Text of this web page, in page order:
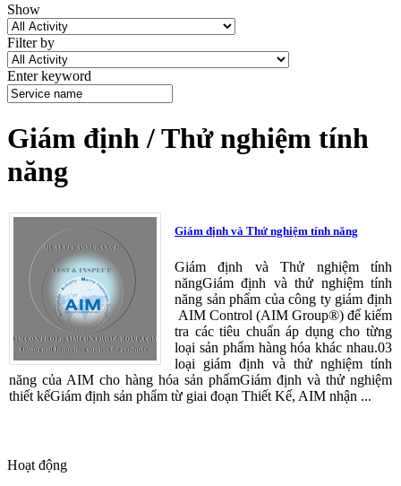
Show
Filter by
Enter keyword
Giám định / Thử nghiệm tính
năng
Giám định và Thử nghiệm tính năng
Giám định và Thử nghiệm tính
năngGiám định và thử nghiệm tính
năng sản phẩm của công ty giám định
AIM Control (AIM Group®) để kiểm
tra các tiêu chuẩn áp dụng cho từng
loại sản phẩm hàng hóa khác nhau.03
loại giám định và thử nghiệm tính
năng của AIM cho hàng hóa sản phẩmGiám định và thử nghiệm
thiết kếGiám định sản phẩm từ giai đoạn Thiết Kế, AIM nhận ...
Hoạt động